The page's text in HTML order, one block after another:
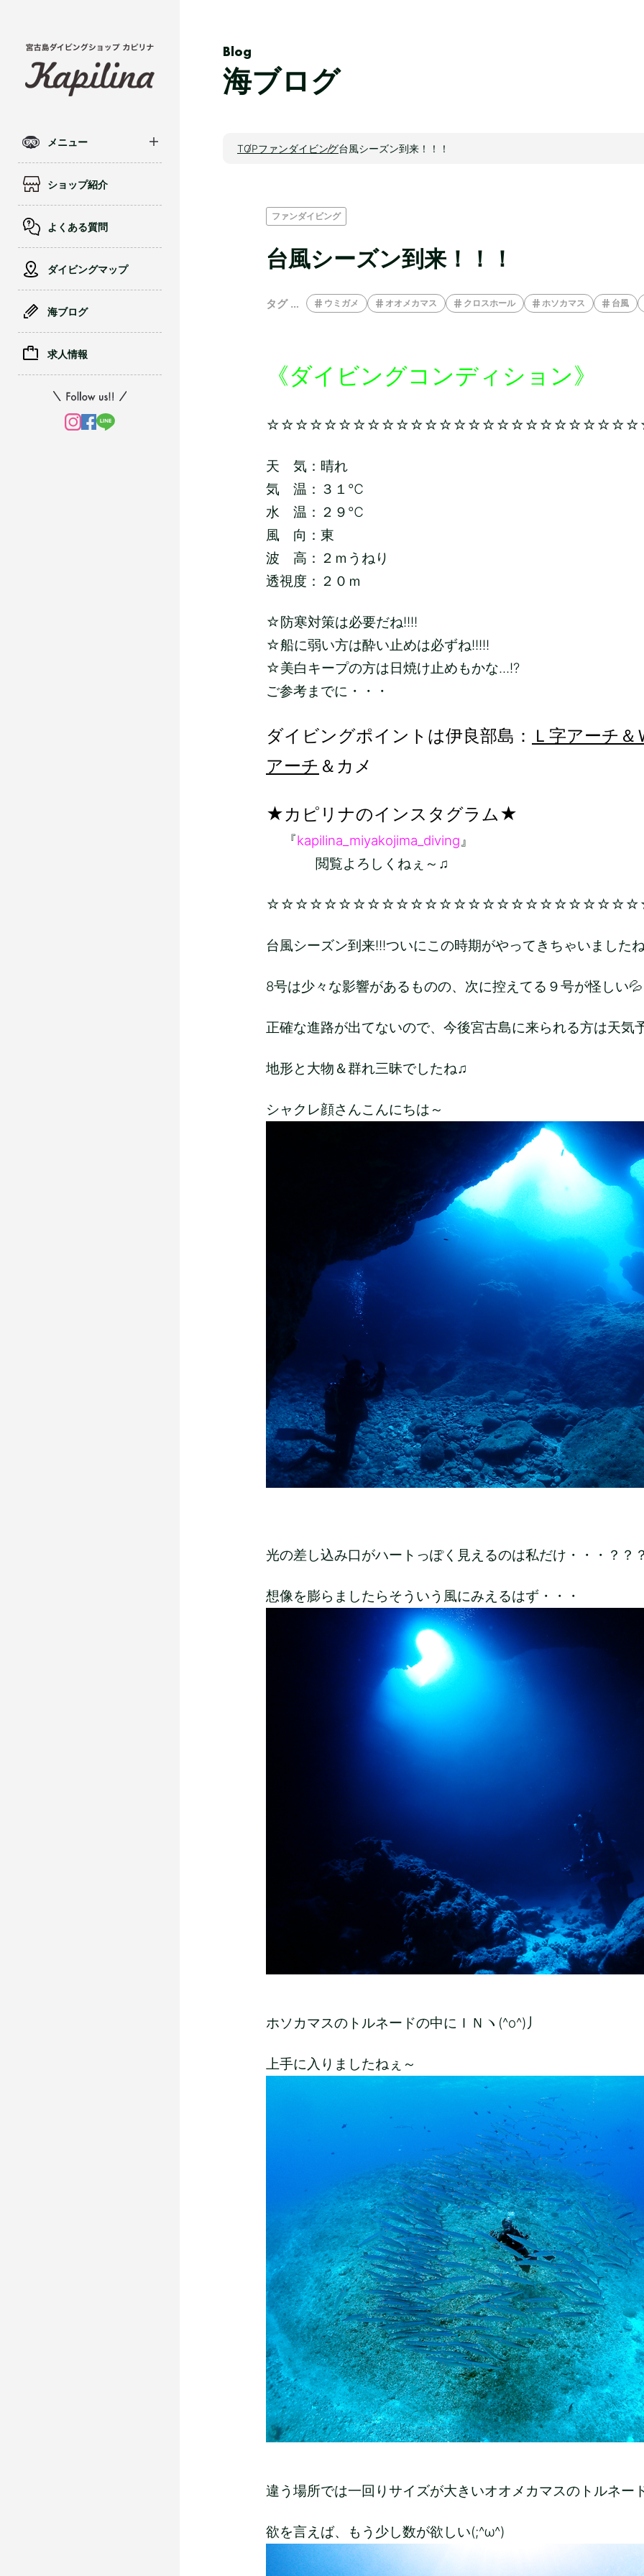
メニュー
ショップ紹介
よくある質問
ダイビングマップ
海ブログ
求人情報
Blog
海ブログ
TOPファンダイビング台風シーズン到来！！！
ファンダイビング
台風シーズン到来！！！
タグ … ウミガメ オオメカマス クロスホール ホソカマス 台風
《ダイビングコンディション》
天 気：晴れ
気 温：３１ ℃
水 温：２９ ℃
風 向：東
波 高：２ｍうねり
透視度：２０ｍ
☆防寒対策は必要だね!!!!
☆船に弱い方は酔い止めは必ずね!!!!!
☆美白キープの方は日焼け止めもかな...!?
ご参考までに・・・
ダイビングポイントは伊良部島： Ｌ字アーチ＆
アーチ ＆カメ
★カピリナのインスタグラム★
『kapilina_miyakojima_diving』
閲覧よろしくねぇ～♫
台風シーズン到来!!!ついにこの時期がやってきちゃいました
8号は少々な影響があるものの、次に控えてる９号が怪しい💦
正確な進路が出てないので、今後宮古島に来られる方は天気
地形と大物＆群れ三昧でしたね♫
シャクレ顔さんこんにちは～
光の差し込み口がハートっぽく見えるのは私だけ・・・？？
想像を膨らましたらそういう風にみえるはず・・・
ホソカマスのトルネードの中にＩＮヽ(^o^)丿
上手に入りましたねぇ～
違う場所では一回りサイズが大きいオオメカマスのトルネー
欲を言えば、もう少し数が欲しい(;^ω^)